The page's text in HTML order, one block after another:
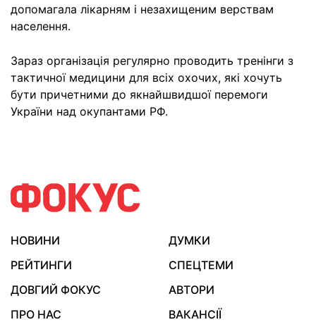
допомагала лікарням і незахищеним верствам
населення.
Зараз організація регулярно проводить тренінги з
тактичної медицини для всіх охочих, які хочуть
бути причетними до якнайшвидшої перемоги
України над окупантами РФ.
НОВИНИ
ДУМКИ
РЕЙТИНГИ
СПЕЦТЕМИ
ДОВГИЙ ФОКУС
АВТОРИ
ПРО НАС
ВАКАНСІЇ